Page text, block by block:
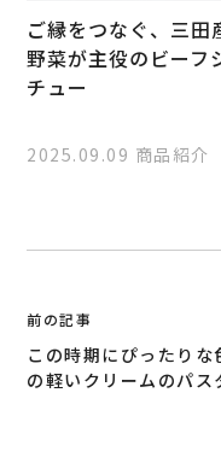
ご縁をつなぐ、三田
野菜が主役のビーフ
チュー
2025.09.09 商品紹介
投
稿
ナ
ビ
前の記事
この時期にぴったりな
の軽いクリームのパス